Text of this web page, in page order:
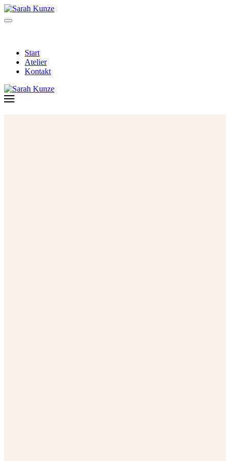
Start
Atelier
Kontakt